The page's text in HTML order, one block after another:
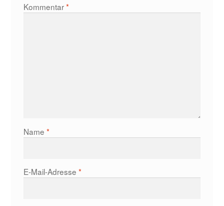
Kommentar*
Name *
E-Mail-Adresse *